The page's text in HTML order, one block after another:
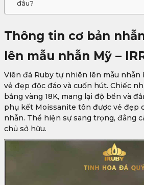
đâu?
Thông tin cơ bản
lên mẫu nhẫn Mỹ –
Viên đá Ruby tự nhiên lên mẫu nhẫn
vẻ đẹp độc đáo và cuốn hút. Chiếc
bằng vàng 18K, mang lại độ bền và
phụ kết Moissanite tôn được vẻ đẹp
nhẫn. Thể hiện sự sang trọng, đẳng
chủ sở hữu.